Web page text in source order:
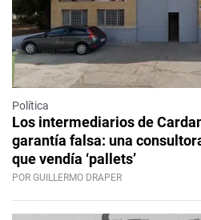
Política
Los intermediarios de
garantía falsa: una
que vendía ‘pallets’
POR GUILLERMO DRAPER